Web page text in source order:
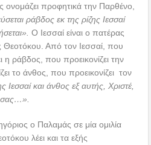
προφητικά την Παρθένο,
ράβδος εκ της ρίζης Ιεσσαί
Ο Ιεσσαί είναι ο πατέρας
Θεοτόκου. Από τον Ιεσσαί, που
η ράβδος, που προεικονίζει την
το άνθος, που προεικονίζει τον
Ιεσσαί και άνθος εξ αυτής, Χριστέ,
ο Παλαμάς σε μία ομιλία
λέει και τα εξής